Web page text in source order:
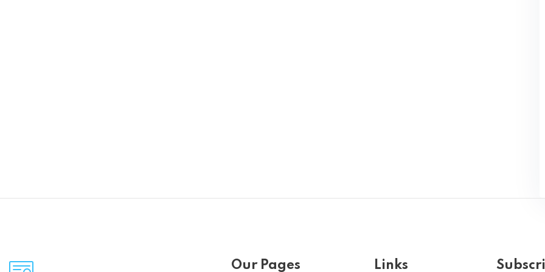
Our Pages Links